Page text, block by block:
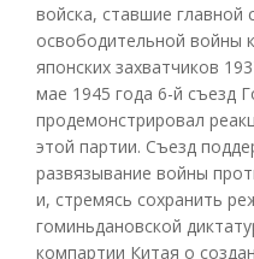
войска, ставшие главной
освободительной войны
японских захватчиков
мае 1945 года 6-й съезд
продемонстрировал
этой партии. Съезд
развязывание войны
и, стремясь сохранить
гоминьдановской
компартии Китая о